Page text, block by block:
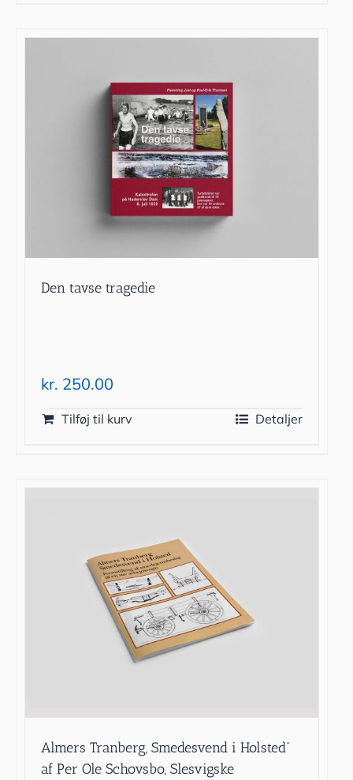
Den tavse tragedie
kr. 250.00
Tilføj til kurv Detaljer
Almers Tranberg, Smedesvend i Holsted”
af Per Ole Schovsbo, Slesvigske